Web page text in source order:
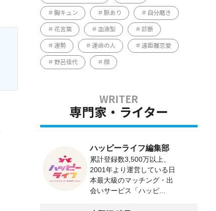
胸キュン 脈あり 自分磨き
花言葉 血液型 診断
運勢 運命の人 遠距離恋愛
野呂佳代 顔
専門家・ライター
ハッピーライフ編集部
累計登録数3,500万以上、
2001年より運営している日
本最大級のマッチング・出
会いサービス「ハッピ...